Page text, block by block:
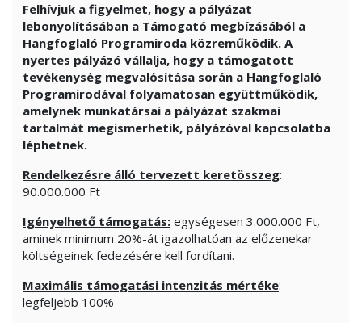
Felhívjuk a figyelmet, hogy a pályázat
lebonyolításában a Támogató megbízásából a
Hangfoglaló Programiroda közreműködik. A
nyertes pályázó vállalja, hogy a támogatott
tevékenység megvalósítása során a Hangfoglaló
Programirodával folyamatosan együttműködik,
amelynek munkatársai a pályázat szakmai
tartalmát megismerhetik, pályázóval kapcsolatba
léphetnek.
Rendelkezésre álló tervezett keretösszeg:
90.000.000 Ft
Igényelhető támogatás: egységesen 3.000.000 Ft,
aminek minimum 20%-át igazolhatóan az előzenekar
költségeinek fedezésére kell fordítani.
Maximális támogatási intenzitás mértéke:
legfeljebb 100%